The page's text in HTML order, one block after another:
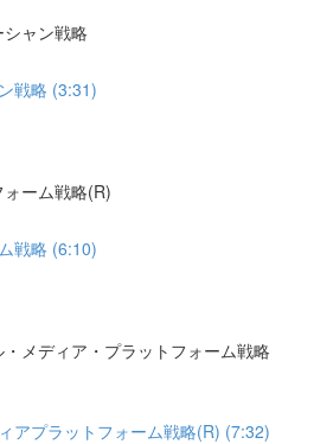
ャン戦略
戦略 (3:31)
ーム戦略(R)
戦略 (6:10)
メディア・プラットフォーム戦略
アプラットフォーム戦略(R) (7:32)